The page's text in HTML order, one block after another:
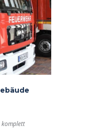
komplett